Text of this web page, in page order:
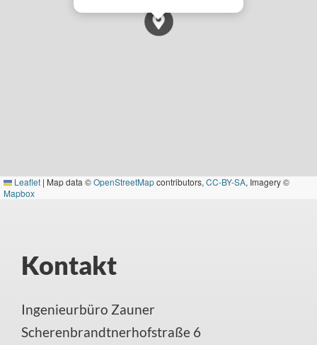
Leaflet | Map data ©OpenStreetMapcontributors, CC-BY-SA, Imagery ©
Mapbox
Kontakt
Ingenieurbüro Zauner
Scherenbrandtnerhofstraße 6